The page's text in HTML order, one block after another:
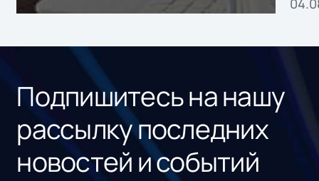
Подпишитесь на нашу
рассылку последних
новостей и событий